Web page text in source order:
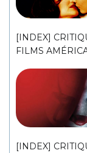
[INDEX]
FILMS
[INDEX]